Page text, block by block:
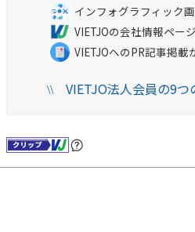
インフォグラフィック
VIETJOの会社情報ペー
VIETJOへのPR記事掲載
\\VIETJO法人会員の9つ